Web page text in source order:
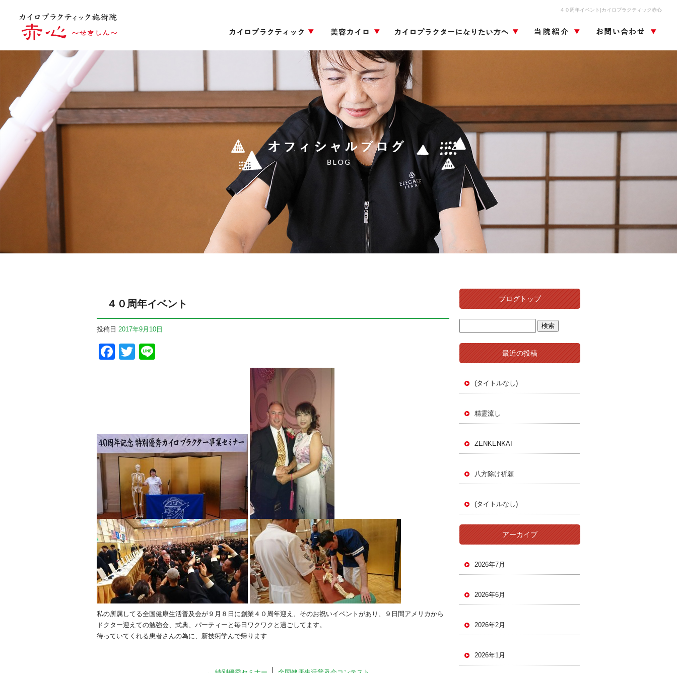
４０周年イベント|カイロプラクティック赤心
４０周年イベント
投稿日 2017年9月10日
Facebook
Twitter
私の所属してる全国健康生活普及会が９月８日に創業４０周年迎え、そのお祝いイベントがあり、９日間アメリカから
ドクター迎えての勉強会、式典、パーティーと毎日ワクワクと過ごしてます。
待っていてくれる患者さんの為に、新技術学んで帰ります
ブログトップ
最近の投稿
(タイトルなし)
精霊流し
ZENKENKAI
八方除け祈願
(タイトルなし)
アーカイブ
2026年7月
2026年6月
2026年2月
2026年1月